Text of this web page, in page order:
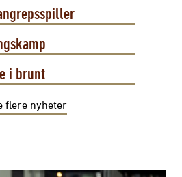
i brunt
flere nyheter